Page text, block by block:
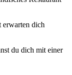
erwarten dich
du dich mit einer